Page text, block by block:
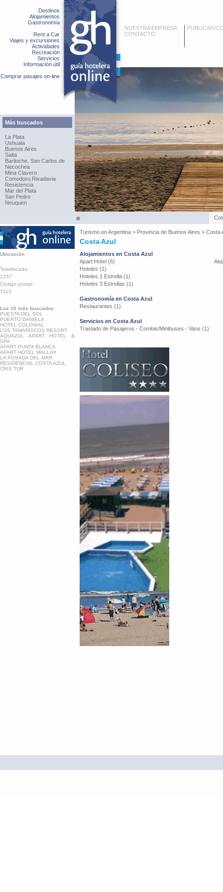
Destinos
Alojamientos
Gastronomía
Rent a Car
Viajes y excursiones
Actividades
Recreación
Servicios
Información útil
Comprar pasajes on-line
Más buscados
La Plata
Ushuaia
Buenos Aires
Salta
Bariloche, San Carlos de
Necochea
Mina Clavero
Comodoro Rivadavia
Resistencia
Mar del Plata
San Pedro
Neuquen
NUESTRA EMPRESA
CONTACTO
PUBLICAR/
Turismo enArgentina > Provincia de Buenos Aires > Costa
Costa Azul
Ubicación
Telediscado:
2257
Código postal:
7113
Los 10 más buscados
PUESTA DEL SOL
PUERTO DANIELA
HOTEL COLONIAL
LOS TAMARISCOS RESORT
AQUAZUL APART HOTEL &
SPA
APART PUNTA BLANCA
APART HOTEL MALLAK
LA POSADA DEL MAR
RESIDENCIAL COSTA AZUL
CRIS TUR
Alojamientos en Costa Azul
Apart Hotel (6)
Hoteles (1)
Hoteles 1 Estrella (1)
Hoteles 3 Estrellas (1)
Gastronomía en Costa Azul
Restaurantes (1)
Servicios en Costa Azul
Traslado de Pasajeros - Combis/Minibuses - Vans (1)